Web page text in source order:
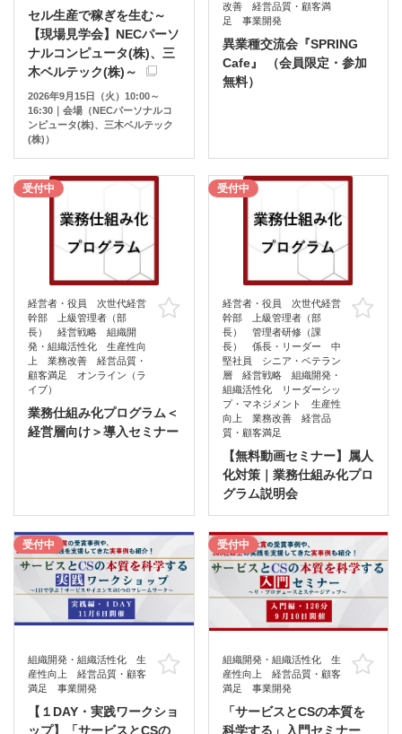
セル生産で稼ぎを生む～
【現場見学会】NECパーソ
ナルコンピュータ(株)、三
木ベルテック(株)～
2026年9月15日（火）10:00～
16:30｜会場（NECパーソナルコ
ンピュータ(株)、三木ベルテック
(株)）
改善 経営品質・顧客満
足 事業開発
異業種交流会『SPRING
Cafe』 （会員限定・参加
無料）
受付中
経営者・役員 次世代経営
幹部 上級管理者（部
長） 経営戦略 組織開
発・組織活性化 生産性向
上 業務改善 経営品質・
顧客満足 オンライン（ラ
イブ）
お気に入り
業務仕組み化プログラム＜
経営層向け＞導入セミナー
受付中
経営者・役員 次世代経営
幹部 上級管理者（部
長） 管理者研修（課
長） 係長・リーダー 中
堅社員 シニア・ベテラン
層 経営戦略 組織開発・
組織活性化 リーダーシッ
プ・マネジメント 生産性
向上 業務改善 経営品
質・顧客満足
【無料動画セミナー】属人
化対策｜業務仕組み化プロ
グラム説明会
受付中
組織開発・組織活性化 生
産性向上 経営品質・顧客
満足 事業開発
お気に入り
【１DAY・実践ワークショ
ップ】「サービスとCSの
受付中
組織開発・組織活性化 生
産性向上 経営品質・顧客
満足 事業開発
「サービスとCSの本質を
科学する」入門セミナー